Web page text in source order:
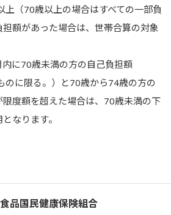
上（70歳以上の場合はすべての一部負
額があった場合は、世帯合算の対象
に70歳未満の方の自己負担額
のに限る。）と70歳から74歳の方の
限度額を超えた場合は、70歳未満の下
なります。
品国民健康保険組合